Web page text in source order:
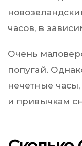
часов, в
Очень
попугай.
нечетные
и привычкам